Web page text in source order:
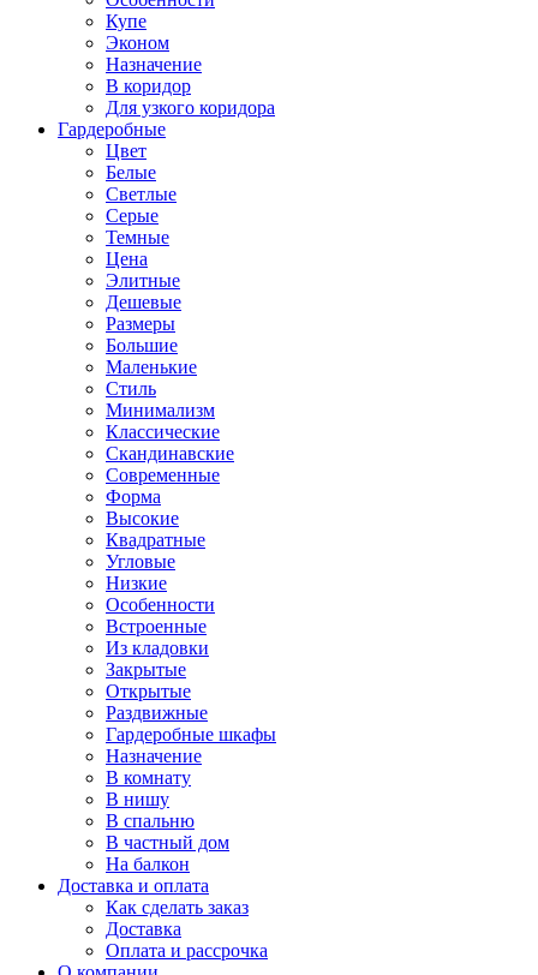
Купе
Эконом
Назначение
В коридор
Для узкого коридора
Гардеробные
Цвет
Белые
Светлые
Серые
Темные
Цена
Элитные
Дешевые
Размеры
Большие
Маленькие
Стиль
Минимализм
Классические
Скандинавские
Современные
Форма
Высокие
Квадратные
Угловые
Низкие
Особенности
Встроенные
Из кладовки
Закрытые
Открытые
Раздвижные
Гардеробные шкафы
Назначение
В комнату
В нишу
В спальню
В частный дом
На балкон
Доставка и оплата
Как сделать заказ
Доставка
Оплата и рассрочка